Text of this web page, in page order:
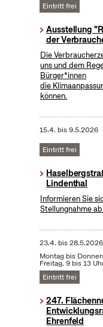
Eintritt frei
Ausstellung
der
Die
uns und dem
Bürger*innen
die
können.
15.4. bis9.5.2026
Eintritt frei
Lindenthal
Informieren Sie
Stellungnahme
23.4. bis28.5.2026
Montag bis
Freitag, 9 bis 13
Eintritt frei
247.
Ehrenfeld